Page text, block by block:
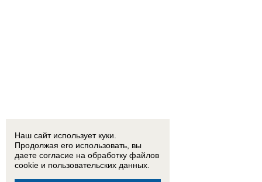
Наш сайт использует куки.
Продолжая его использовать, вы
даете согласие на обработку файлов
cookie и пользовательских данных.